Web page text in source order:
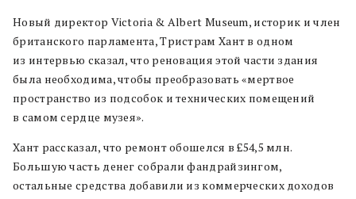
Новый директор Victoria & Albert Museum, историк и член
британского парламента, Тристрам Хант в одном
из интервью сказал, что реновация этой части здания
была необходима, чтобы преобразовать «мертвое
пространство из подсобок и технических помещений
в самом сердце музея».
Хант рассказал, что ремонт обошелся в £54,5 млн.
Большую часть денег собрали фандрайзингом,
остальные средства добавили из коммерческих доходов